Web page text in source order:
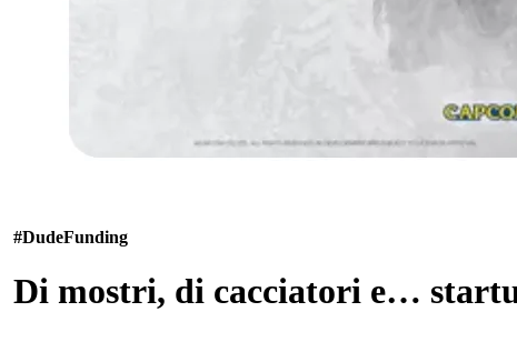
#DudeFunding
Di mostri, di cacciatori e…